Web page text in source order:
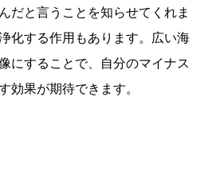
だと言うことを知らせてくれま
化する作用もあります。広い海
にすることで、自分のマイナス
効果が期待できます。